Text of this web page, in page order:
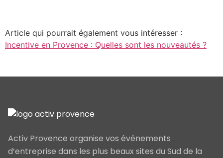
Article qui pourrait également vous intéresser :
Incentive en Provence : Quelles sont les nouveautés ?
Activ Provence organise vos événements
d’entreprise dans les plus beaux sites du Sud de la